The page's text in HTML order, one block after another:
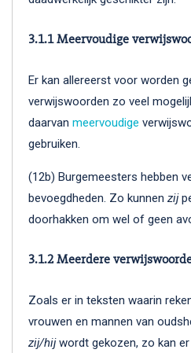
3.1.1 Meervoudige
Er kan allereerst voor worden
verwijswoorden zo veel
daarvan meervoudige
gebruiken.
(12b) Burgemeesters hebben
bevoegdheden. Zo kunnen zij
doorhakken om wel of geen
3.1.2 Meerdere
Zoals er in teksten waarin
vrouwen en mannen van
zij/hijwordt gekozen, zo kan